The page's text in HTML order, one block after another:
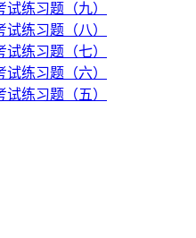
练习题（九）
练习题（八）
练习题（七）
练习题（六）
练习题（五）